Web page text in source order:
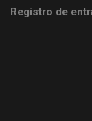
Registro de